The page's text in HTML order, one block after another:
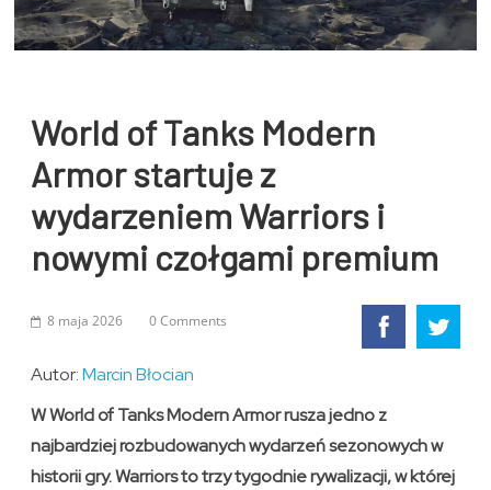
World of Tanks Modern
Armor startuje z
wydarzeniem Warriors i
nowymi czołgami premium
8 maja 2026 0 Comments
Autor:Marcin Błocian
W World of Tanks Modern Armor rusza jedno z
najbardziej rozbudowanych wydarzeń sezonowych w
historii gry. Warriors to trzy tygodnie rywalizacji, w której